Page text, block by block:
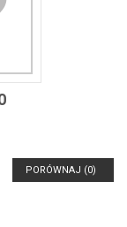
PORÓWNAJ (0)